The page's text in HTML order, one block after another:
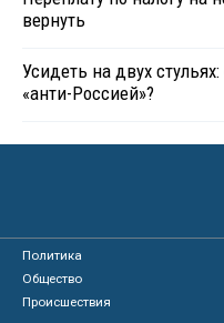
вернуть
Усидеть на двух
«анти-Россией»?
Политика
Общество
Происшествия